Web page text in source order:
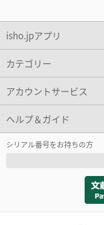
isho.jpアプリ
カテゴリー
アカウントサービス
ヘルプ＆ガイド
シリアル番号をお持ちの方